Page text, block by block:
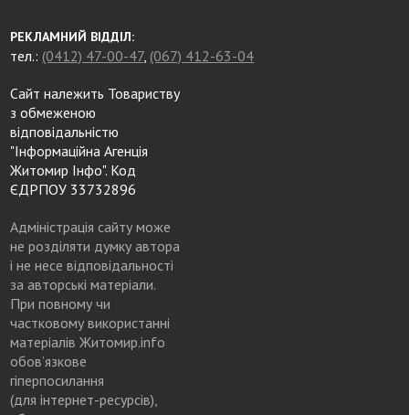
РЕКЛАМНИЙ ВІДДІЛ:
тел.: (0412) 47-00-47, (067) 412-63-04
Сайт належить Товариству
з обмеженою
відповідальністю
"Інформаційна Агенція
Житомир Інфо". Код
ЄДРПОУ 33732896
Адміністрація сайту може
не розділяти думку автора
і не несе відповідальності
за авторські матеріали.
При повному чи
частковому використанні
матеріалів Житомир.info
обов’язкове
гіперпосилання
(для інтернет-ресурсів),